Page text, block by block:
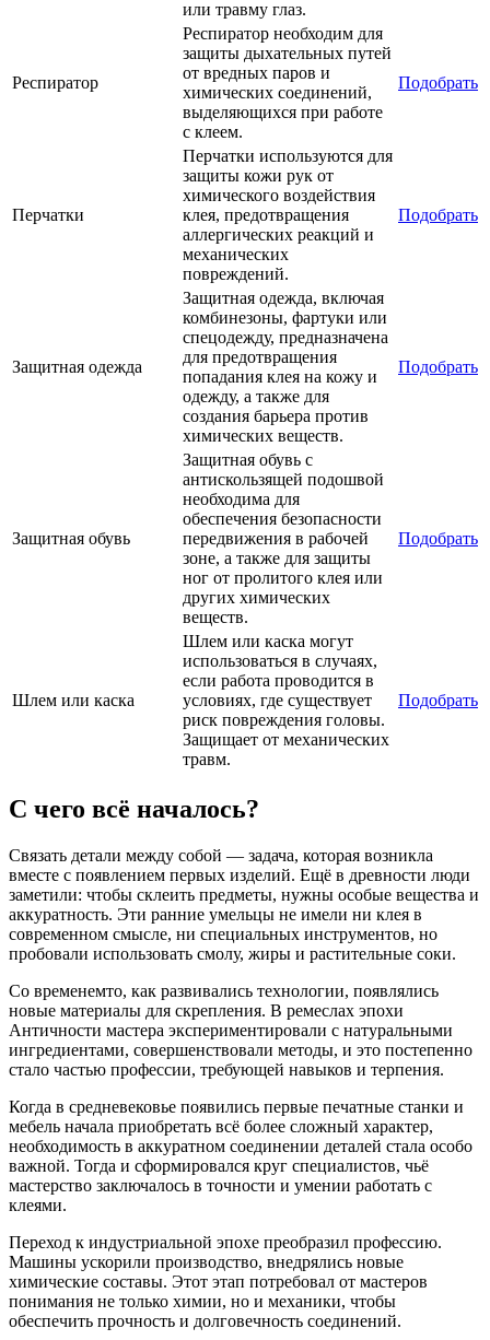
или травму глаз.
Респиратор
Респиратор необходим для
защиты дыхательных путей
от вредных паров и
химических соединений,
выделяющихся при работе
с клеем.
Подобрать
Перчатки
Перчатки используются для
защиты кожи рук от
химического воздействия
клея, предотвращения
аллергических реакций и
механических
повреждений.
Подобрать
Защитная одежда
Защитная одежда, включая
комбинезоны, фартуки или
спецодежду, предназначена
для предотвращения
попадания клея на кожу и
одежду, а также для
создания барьера против
химических веществ.
Подобрать
Защитная обувь
Защитная обувь с
антискользящей подошвой
необходима для
обеспечения безопасности
передвижения в рабочей
зоне, а также для защиты
ног от пролитого клея или
других химических
веществ.
Подобрать
Шлем или каска
Шлем или каска могут
использоваться в случаях,
если работа проводится в
условиях, где существует
риск повреждения головы.
Защищает от механических
травм.
Подобрать
С чего всё началось?
Связать детали между собой — задача, которая возникла
вместе с появлением первых изделий. Ещё в древности люди
заметили: чтобы склеить предметы, нужны особые вещества и
аккуратность. Эти ранние умельцы не имели ни клея в
современном смысле, ни специальных инструментов, но
пробовали использовать смолу, жиры и растительные соки.
Со временемто, как развивались технологии, появлялись
новые материалы для скрепления. В ремеслах эпохи
Античности мастера экспериментировали с натуральными
ингредиентами, совершенствовали методы, и это постепенно
стало частью профессии, требующей навыков и терпения.
Когда в средневековье появились первые печатные станки и
мебель начала приобретать всё более сложный характер,
необходимость в аккуратном соединении деталей стала особо
важной. Тогда и сформировался круг специалистов, чьё
мастерство заключалось в точности и умении работать с
клеями.
Переход к индустриальной эпохе преобразил профессию.
Машины ускорили производство, внедрялись новые
химические составы. Этот этап потребовал от мастеров
понимания не только химии, но и механики, чтобы
обеспечить прочность и долговечность соединений.